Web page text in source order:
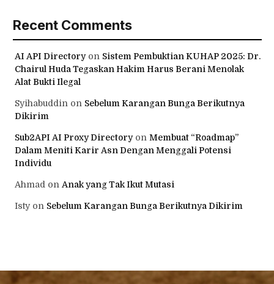
Recent Comments
AI API Directoryon Sistem Pembuktian KUHAP 2025: Dr.
Chairul Huda Tegaskan Hakim Harus Berani Menolak
Alat Bukti Ilegal
Syihabuddin on Sebelum Karangan Bunga Berikutnya
Dikirim
Sub2API AI Proxy Directoryon Membuat “Roadmap”
Dalam Meniti Karir Asn Dengan Menggali Potensi
Individu
Ahmad on Anak yang Tak Ikut Mutasi
Istyon Sebelum Karangan Bunga Berikutnya Dikirim